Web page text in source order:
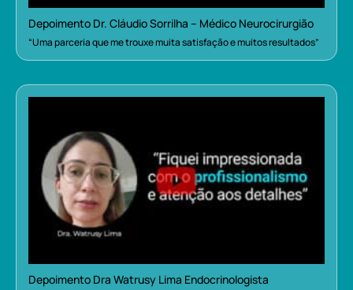
Depoimento Dr. Cláudio Sorrilha – Médico Neurocirurgião
“Uma parceria que me trouxe muita satisfação e muitos resultados”
Depoimento Dra Watrusy Lima Endocrinologista